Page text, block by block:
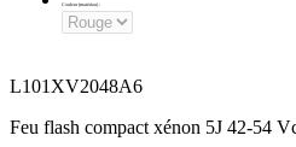
Couleur (matériau) :
L101XV2048A6
Feu flash compact xénon 5J 42-54